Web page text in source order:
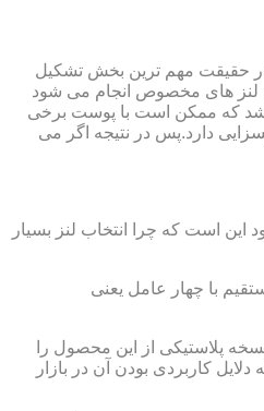
حقیقت مهم ترین بخش تشکیل
لنز های مخصوص انجام می شود
که ممکن است با پوست برخی
دارد.پس در نتیجه اگر می
است که چرا انتخاب لنز بسیار
با چهار عامل یعنی
و همچنین به راحتی شکسته و به چشم آسیب می رساند.در نهایت در سال ۱۹۴۷ شرکت توانست نسخه پلاستیکی از این محصول را
کاربردی بودن آن در بازار